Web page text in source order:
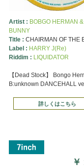
Artist : BOBGO HERMAN
BUNNY
Title : CHAIRMAN OF THE
Label : HARRY J(Re)
Riddim : LIQUIDATOR
【Dead Stock】 Bongo
B:unknown DANCEHALL
詳しくはこちら
￥